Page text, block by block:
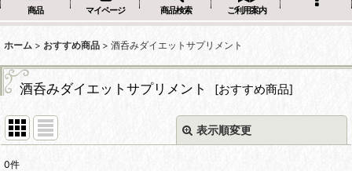
商品 マイページ 商品検索 ご利用案内
ホーム > おすすめ商品 > 酒呑みダイエットサプリメント
酒呑みダイエットサプリメント [おすすめ商品]
表示順変更
0件